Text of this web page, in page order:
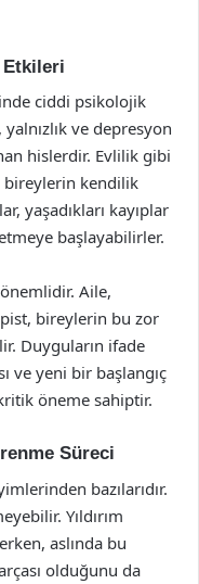
Etkileri
ciddi psikolojik
yalnızlık ve depresyon
hislerdir. Evlilik gibi
bireylerin kendilik
yaşadıkları kayıplar
başlayabilirler.
Aile,
bireylerin bu zor
Duyguların ifade
ve yeni bir başlangıç
öneme sahiptir.
Süreci
bazılarıdır.
Yıldırım
aslında bu
olduğunu da